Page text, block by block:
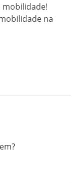
mobilidade!
na